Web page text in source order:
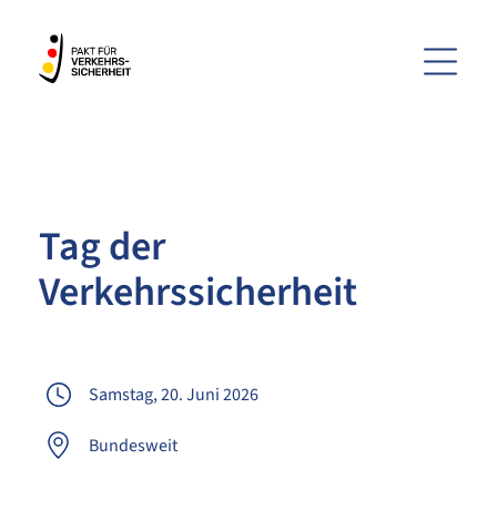
Menü
Tag der
Verkehrssicherheit
Samstag, 20. Juni 2026
Bundesweit